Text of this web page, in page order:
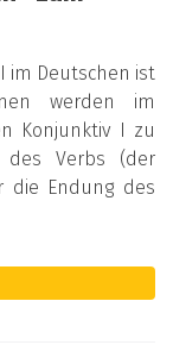
im Deutschen ist
werden im
Konjunktiv I zu
des Verbs (der
die Endung des